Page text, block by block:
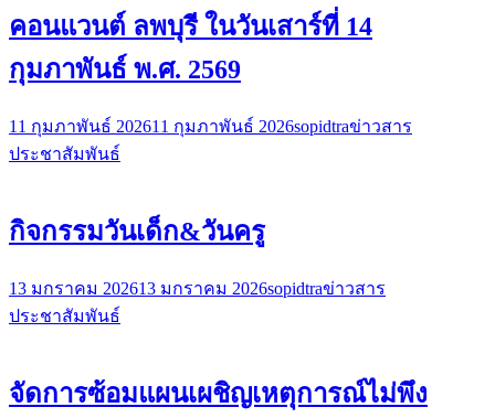
คอนแวนต์ ลพบุรี ในวันเสาร์ที่ 14
กุมภาพันธ์ พ.ศ. 2569
11 กุมภาพันธ์ 202611 กุมภาพันธ์ 2026sopidtraข่าวสาร
ประชาสัมพันธ์
กิจกรรมวันเด็ก&วันครู
13 มกราคม 202613 มกราคม 2026sopidtraข่าวสาร
ประชาสัมพันธ์
จัดการซ้อมแผนเผชิญเหตุการณ์ไม่พึง